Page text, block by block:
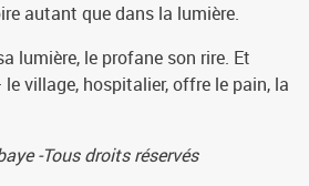
autant que dans la lumière.
lumière, le profane son rire. Et
village, hospitalier, offre le pain, la
-Tous droits réservés